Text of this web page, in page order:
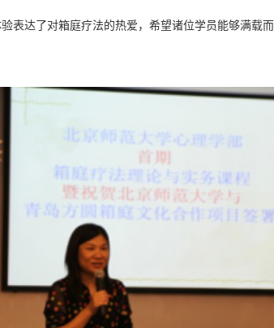
表达了对箱庭疗法的热爱，希望诸位学员能够满载